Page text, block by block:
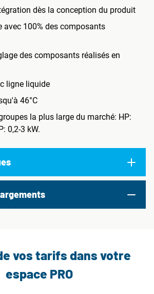
dès la conception du produit
avec 100% des composants
des composants réalisés en
ligne liquide
46°C
la plus large du marché: HP:
0,2-3 kW.
vos tarifs dans votre
espace PRO